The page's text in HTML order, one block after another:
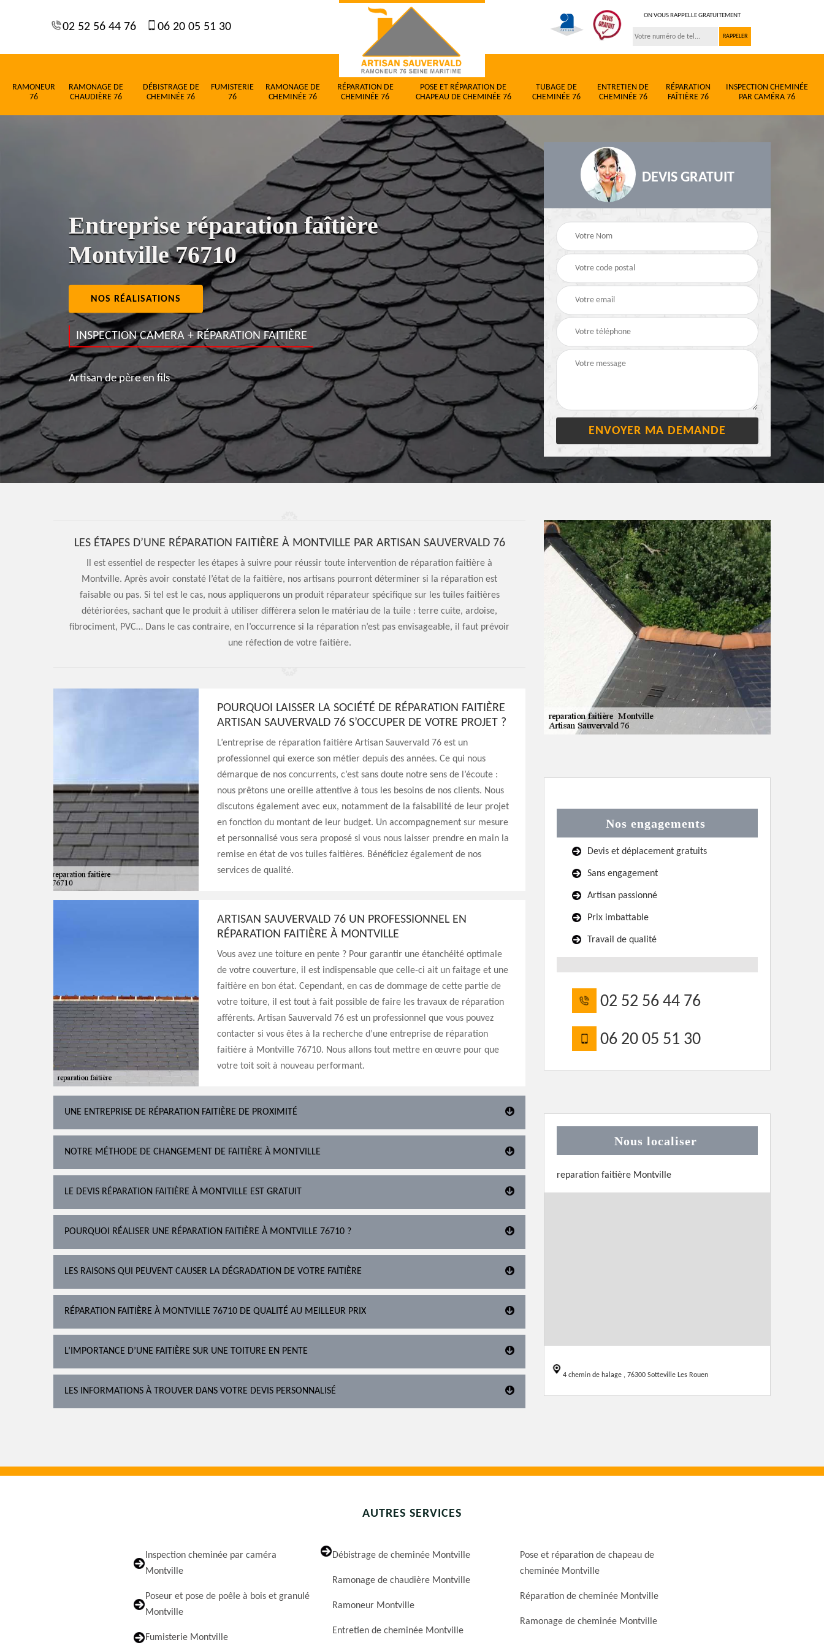
02 52 56 44 76 06 20 05 51 30
ON VOUS RAPPELLE GRATUITEMENT
RAMONEUR
76
RAMONAGE DE
CHAUDIÈRE 76
DÉBISTRAGE DE
CHEMINÉE 76
FUMISTERIE
76
RAMONAGE DE
CHEMINÉE 76
RÉPARATION DE
CHEMINÉE 76
POSE ET RÉPARATION DE
CHAPEAU DE CHEMINÉE 76
TUBAGE DE
CHEMINÉE 76
ENTRETIEN DE
CHEMINÉE 76
RÉPARATION
FAÎTIÈRE 76
INSPECTION CHEMINÉE
PAR CAMÉRA 76
Entreprise réparation faîtière
Montville 76710
NOS RÉALISATIONS
INSPECTION CAMERA + RÉPARATION FAITIÈRE
Artisan de père en fils
DEVIS GRATUIT
LES ÉTAPES D’UNE RÉPARATION FAITIÈRE À MONTVILLE PAR ARTISAN SAUVERVALD 76
Il est essentiel de respecter les étapes à suivre pour réussir toute intervention de réparation faitière à
Montville. Après avoir constaté l’état de la faitière, nos artisans pourront déterminer si la réparation est
faisable ou pas. Si tel est le cas, nous appliquerons un produit réparateur spécifique sur les tuiles faitières
détériorées, sachant que le produit à utiliser diffèrera selon le matériau de la tuile : terre cuite, ardoise,
fibrociment, PVC… Dans le cas contraire, en l’occurrence si la réparation n’est pas envisageable, il faut prévoir
une réfection de votre faitière.
POURQUOI LAISSER LA SOCIÉTÉ DE RÉPARATION FAITIÈRE
ARTISAN SAUVERVALD 76 S’OCCUPER DE VOTRE PROJET ?
L’entreprise de réparation faitière Artisan Sauvervald 76 est un
professionnel qui exerce son métier depuis des années. Ce qui nous
démarque de nos concurrents, c’est sans doute notre sens de l’écoute :
nous prêtons une oreille attentive à tous les besoins de nos clients. Nous
discutons également avec eux, notamment de la faisabilité de leur projet
en fonction du montant de leur budget. Un accompagnement sur mesure
et personnalisé vous sera proposé si vous nous laisser prendre en main la
remise en état de vos tuiles faitières. Bénéficiez également de nos
services de qualité.
ARTISAN SAUVERVALD 76 UN PROFESSIONNEL EN
RÉPARATION FAITIÈRE À MONTVILLE
Vous avez une toiture en pente ? Pour garantir une étanchéité optimale
de votre couverture, il est indispensable que celle-ci ait un faitage et une
faitière en bon état. Cependant, en cas de dommage de cette partie de
votre toiture, il est tout à fait possible de faire les travaux de réparation
afférents. Artisan Sauvervald 76 est un professionnel que vous pouvez
contacter si vous êtes à la recherche d’une entreprise de réparation
faitière à Montville 76710. Nous allons tout mettre en œuvre pour que
votre toit soit à nouveau performant.
UNE ENTREPRISE DE RÉPARATION FAITIÈRE DE PROXIMITÉ
NOTRE MÉTHODE DE CHANGEMENT DE FAITIÈRE À MONTVILLE
LE DEVIS RÉPARATION FAITIÈRE À MONTVILLE EST GRATUIT
POURQUOI RÉALISER UNE RÉPARATION FAITIÈRE À MONTVILLE 76710 ?
LES RAISONS QUI PEUVENT CAUSER LA DÉGRADATION DE VOTRE FAITIÈRE
RÉPARATION FAITIÈRE À MONTVILLE 76710 DE QUALITÉ AU MEILLEUR PRIX
L’IMPORTANCE D’UNE FAITIÈRE SUR UNE TOITURE EN PENTE
LES INFORMATIONS À TROUVER DANS VOTRE DEVIS PERSONNALISÉ
Nos engagements
Devis et déplacement gratuits
Sans engagement
Artisan passionné
Prix imbattable
Travail de qualité
02 52 56 44 76
06 20 05 51 30
Nous localiser
reparation faitière Montville
4 chemin de halage , 76300 Sotteville Les Rouen
AUTRES SERVICES
Inspection cheminée par caméra
Montville
Poseur et pose de poêle à bois et granulé
Montville
Fumisterie Montville
Débistrage de cheminée Montville
Ramonage de chaudière Montville
Ramoneur Montville
Entretien de cheminée Montville
Pose et réparation de chapeau de
cheminée Montville
Réparation de cheminée Montville
Ramonage de cheminée Montville